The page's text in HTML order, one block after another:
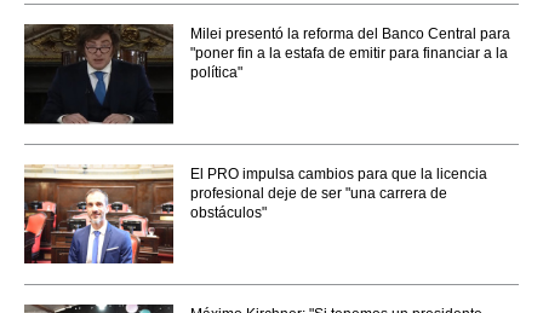
Milei presentó la reforma del Banco Central para
"poner fin a la estafa de emitir para financiar a la
política"
El PRO impulsa cambios para que la licencia
profesional deje de ser "una carrera de
obstáculos"